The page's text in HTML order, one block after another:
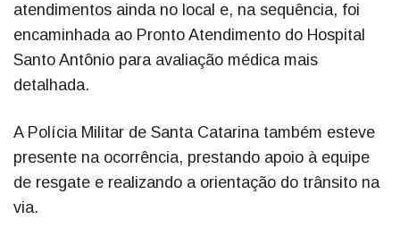
atendimentos ainda no local e, na sequência, foi
encaminhada ao Pronto Atendimento do Hospital
Santo Antônio para avaliação médica mais
detalhada.
A Polícia Militar de Santa Catarina também esteve
presente na ocorrência, prestando apoio à equipe
de resgate e realizando a orientação do trânsito na
via.